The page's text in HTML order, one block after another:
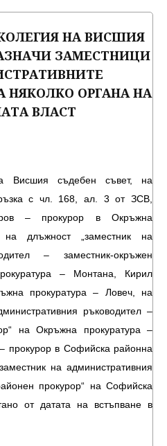
НА ВИСШИЯ
ЗАМЕСТНИЦИ
НЯКОЛКО ОРГАНА НА
ВЛАСТ
Висшия съдебен съвет, на
с чл. 168, ал. 3 от ЗСВ,
– прокурор в Окръжна
длъжност „заместник на
– заместник-окръжен
– Монтана, Кирил
прокуратура – Ловеч, на
ръководител –
на Окръжна прокуратура –
прокурор в Софийска районна
на административния
прокурор“ на Софийска
от датата на встъпване в